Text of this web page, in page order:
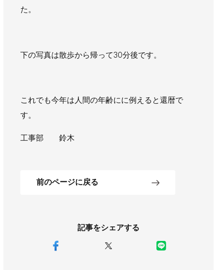
お問い合わせ
記事をシェアする
た。
下の写真は散歩から帰って30分後です。
これでも今年は人間の年齢にに例えると還暦で
す。
工事部 鈴木
前のページに戻る